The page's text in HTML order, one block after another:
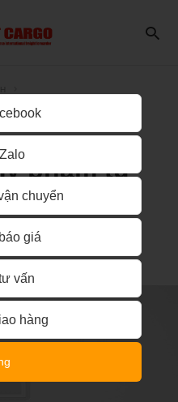
phẩm từ
Minh
giá rẻ
chuyển
giá
vấn
hàng